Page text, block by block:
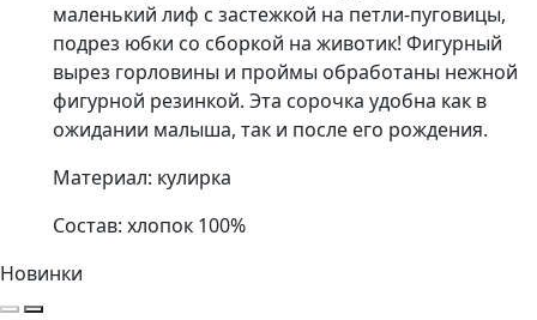
маленький лиф с застежкой на петли-пуговицы,
подрез юбки со сборкой на животик! Фигурный
вырез горловины и проймы обработаны нежной
фигурной резинкой. Эта сорочка удобна как в
ожидании малыша, так и после его рождения.
Материал: кулирка
Состав: хлопок 100%
Новинки